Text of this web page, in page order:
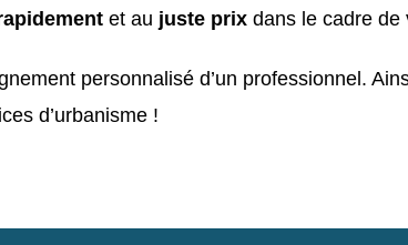
et au juste prix dans le cadre de
personnalisé d’un professionnel.
d’urbanisme !